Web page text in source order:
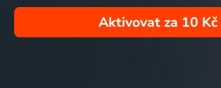
Aktivovat za 10 Kč